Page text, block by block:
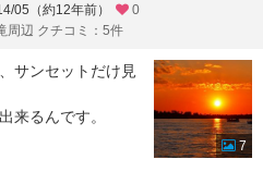
05（約12年前）
0
周辺 クチコミ：5件
サンセットだけ見
来るんです。
7